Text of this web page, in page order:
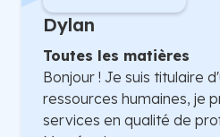
Dylan
Toutes les matières
Bonjour ! Je suis titulaire
ressources humaines, je
services en qualité de